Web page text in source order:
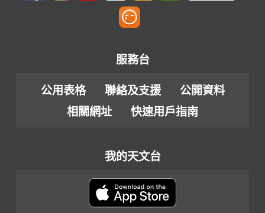
服務台
公用表格 聯絡及支援
公開資料
相關網址
快速用戶指南
我的天文台